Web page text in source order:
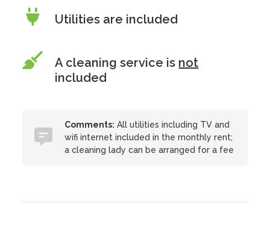
Utilities are included
A cleaning service is not
included
Comments: All utilities including TV and
wifi internet included in the monthly rent;
a cleaning lady can be arranged for a fee